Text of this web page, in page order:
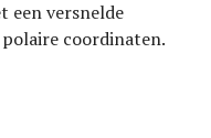
een versnelde
coordinaten.
een versnelde